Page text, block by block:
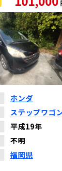
ホンダ
ステップワゴ
平成19年
不明
福岡県